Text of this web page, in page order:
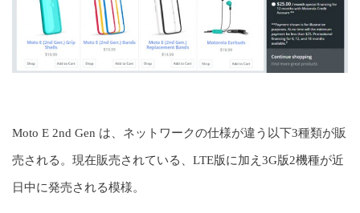
Moto E 2nd Gen は、ネットワークの仕様が違う以下3種類が販
売される。現在販売されている、LTE版に加え3G版2機種が近
日中に発売される模様。